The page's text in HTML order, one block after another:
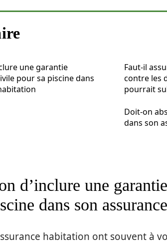
une garantie
pour sa piscine dans
Faut-il
contre les
pourrait
Doit-on
dans son
d’inclure une
dans son
habitation ont souvent à